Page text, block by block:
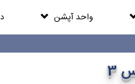
واحد آپشن
3